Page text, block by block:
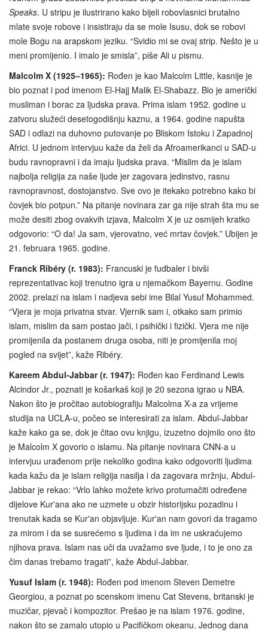
Speaks. U stripu je ilustrirano kako bijeli robovlasnici brutalno
mlate svoje robove i insistiraju da se mole Isusu, dok se robovi
mole Bogu na arapskom jeziku. “Svidio mi se ovaj strip. Nešto je u
meni promijenio. I imalo je smisla”, piše Ali u pismu.
Malcolm X (1925–1965): Rođen je kao Malcolm Little, kasnije je
bio poznat i pod imenom El-Hajj Malik El-Shabazz. Bio je američki
musliman i borac za ljudska prava. Prima islam 1952. godine u
zatvoru služeći desetogodišnju kaznu, a 1964. godine napušta
SAD i odlazi na duhovno putovanje po Bliskom Istoku i Zapadnoj
Africi. U jednom intervjuu kaže da želi da Afroamerikanci u SAD-u
budu ravnopravni i da imaju ljudska prava. “Mislim da je islam
najbolja religija za naše ljude jer zagovara jedinstvo, rasnu
ravnopravnost, dostojanstvo. Sve ovo je itekako potrebno kako bi
čovjek bio potpun.” Na pitanje novinara zar ga nije strah šta mu se
može desiti zbog ovakvih izjava, Malcolm X je uz osmijeh kratko
odgovorio: “O da! Ja sam, vjerovatno, već mrtav čovjek.” Ubijen je
21. februara 1965. godine.
Franck Ribéry (r. 1983): Francuski je fudbaler i bivši
reprezentativac koji trenutno igra u njemačkom Bayernu. Godine
2002. prelazi na islam i nadjeva sebi ime Bilal Yusuf Mohammed.
“Vjera je moja privatna stvar. Vjernik sam i, otkako sam primio
islam, mislim da sam postao jači, i psihički i fizički. Vjera me nije
promijenila da postanem druga osoba, niti je promijenila moj
pogled na svijet”, kaže Ribéry.
Kareem Abdul-Jabbar (r. 1947): Rođen kao Ferdinand Lewis
Alcindor Jr., poznati je košarkaš koji je 20 sezona igrao u NBA.
Nakon što je pročitao autobiografiju Malcolma X-a za vrijeme
studija na UCLA-u, počeo se interesirati za islam. Abdul-Jabbar
kaže kako ga se, dok je čitao ovu knjigu, izuzetno dojmilo ono što
je Malcolm X govorio o islamu. Na pitanje novinara CNN-a u
intervjuu urađenom prije nekoliko godina kako odgovoriti ljudima
kada kažu da je islam religija nasilja i da zagovara mržnju, Abdul-
Jabbar je rekao: “Vrlo lahko možete krivo protumačiti određene
dijelove Kur'ana ako ne uzmete u obzir historijsku pozadinu i
trenutak kada se Kur'an objavljuje. Kur'an nam govori da tragamo
za mirom i da se susrećemo s ljudima i da im ne uskraćujemo
njihova prava. Islam nas uči da uvažamo sve ljude, i to je ono za
čim danas trebamo tragati”, kaže Abdul-Jabbar.
Yusuf Islam (r. 1948): Rođen pod imenom Steven Demetre
Georgiou, a poznat po scenskom imenu Cat Stevens, britanski je
muzičar, pjevač i kompozitor. Prešao je na islam 1976. godine,
nakon što se zamalo utopio u Pacifičkom okeanu. Jednog dana